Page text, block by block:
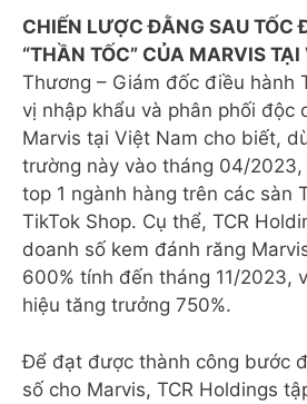
CHIẾN LƯỢC ĐẰNG SAU TỐC
“THẦN TỐC” CỦA MARVIS
Thương – Giám đốc điều hành
vị nhập khẩu và phân phối độc
Marvis tại Việt Nam cho biết,
trường này vào tháng 04/
top 1 ngành hàng trên các sàn
TikTok Shop. Cụ thể, TCR
doanh số kem đánh răng
600% tính đến tháng 11/2023,
hiệu tăng trưởng 750%.
Để đạt được thành công bước
số cho Marvis, TCR Holdings